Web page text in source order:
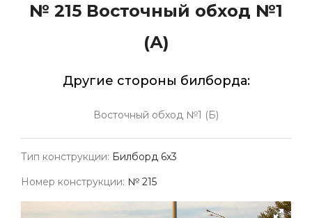
№ 215 Восточный обход №1
(А)
Другие стороны билборда:
Восточный обход №1 (Б)
Тип конструкции: Билборд 6х3
Номер конструкции: № 215